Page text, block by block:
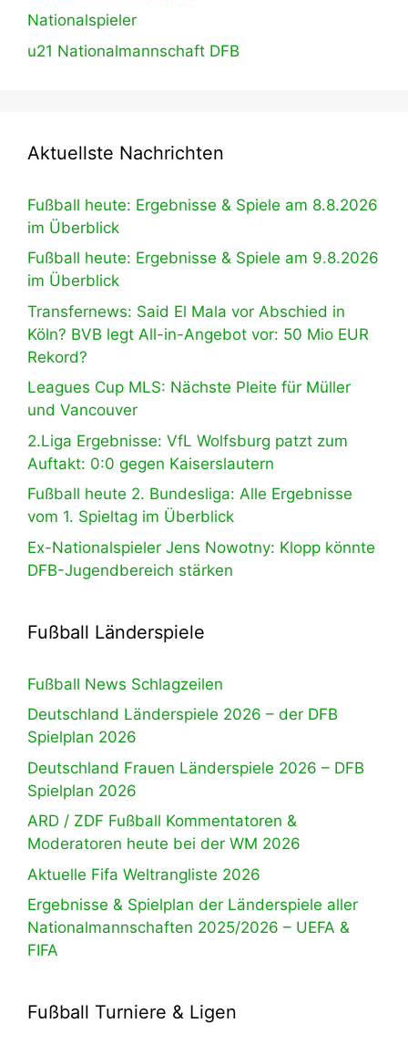
Nationalspieler
u21 Nationalmannschaft DFB
Aktuellste Nachrichten
Fußball heute: Ergebnisse & Spiele am 8.8.2026
im Überblick
Fußball heute: Ergebnisse & Spiele am 9.8.2026
im Überblick
Transfernews: Said El Mala vor Abschied in
Köln? BVB legt All-in-Angebot vor: 50 Mio EUR
Rekord?
Leagues Cup MLS: Nächste Pleite für Müller
und Vancouver
2.Liga Ergebnisse: VfL Wolfsburg patzt zum
Auftakt: 0:0 gegen Kaiserslautern
Fußball heute 2. Bundesliga: Alle Ergebnisse
vom 1. Spieltag im Überblick
Ex-Nationalspieler Jens Nowotny: Klopp könnte
DFB-Jugendbereich stärken
Fußball Länderspiele
Fußball News Schlagzeilen
Deutschland Länderspiele 2026 – der DFB
Spielplan 2026
Deutschland Frauen Länderspiele 2026 – DFB
Spielplan 2026
ARD / ZDF Fußball Kommentatoren &
Moderatoren heute bei der WM 2026
Aktuelle Fifa Weltrangliste 2026
Ergebnisse & Spielplan der Länderspiele aller
Nationalmannschaften 2025/2026 – UEFA &
FIFA
Fußball Turniere & Ligen